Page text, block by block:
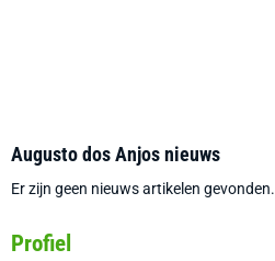
Augusto dos Anjos nieuws
Er zijn geen nieuws artikelen gevonden.
Profiel